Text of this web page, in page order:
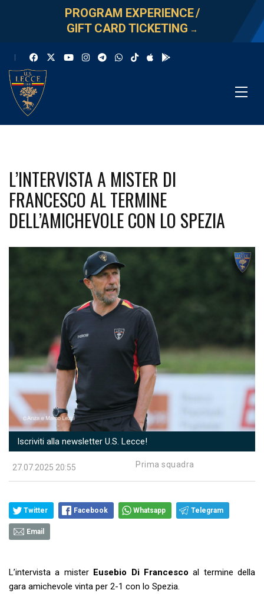
PROGRAM EXPERIENCE/
GIFT CARD TICKETING →
L’INTERVISTA A MISTER DI
FRANCESCO AL TERMINE
DELL’AMICHEVOLE CON LO SPEZIA
Iscriviti alla newsletter U.S. Lecce!
27.07.2025 20:55 Prima squadra
Twitter Facebook Whatsapp Telegram
Email
L’intervista a mister Eusebio Di Francesco al termine della
gara amichevole vinta per 2-1 con lo Spezia.